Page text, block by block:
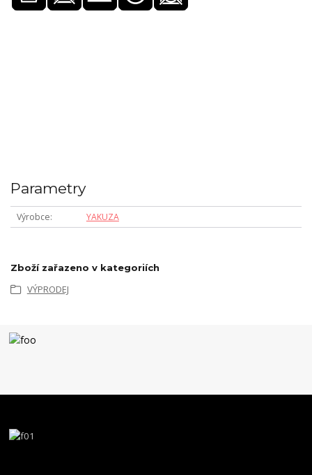
Parametry
Výrobce YAKUZA
Zboží zařazeno v kategoriích
VÝPRODEJ